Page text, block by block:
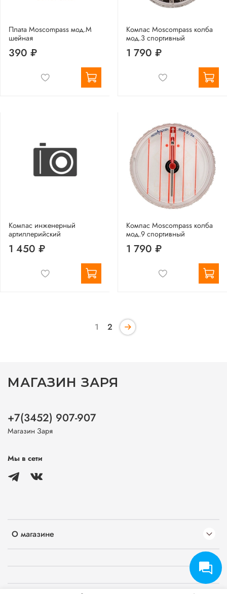
Плата Moscompass мод.M
шейная
390 ₽
Компас Moscompass колба
мод.3 спортивный
1 790 ₽
Компас инженерный
артиллерийский
1 450 ₽
Компас Moscompass колба
мод.9 спортивный
1 790 ₽
1 2
О магазине
МАГАЗИН ЗАРЯ
+7(3452) 907-907
Магазин Заря
Мы в сети